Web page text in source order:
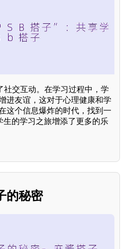
社交互动。在学习过程中，学
进友谊，这对于心理健康和学
这个信息爆炸的时代，找到一
生的学习之旅增添了更多的乐
的秘密